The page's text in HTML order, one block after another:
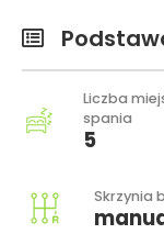
Liczba
spania
5
Skrzynia